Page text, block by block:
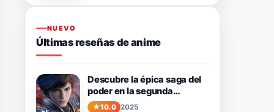
NUEVO
Últimas reseñas de anime
Descubre la épica saga del
poder en la segunda
temporada de Purple River.
10.0 2025